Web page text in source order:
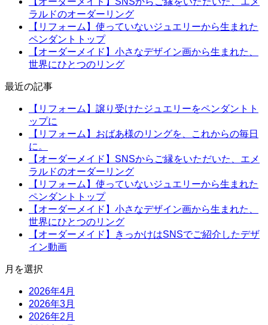
ラルドのオーダーリング
【リフォーム】使っていないジュエリーから生まれた
ペンダントトップ
【オーダーメイド】小さなデザイン画から生まれた、
世界にひとつのリング
最近の記事
【リフォーム】譲り受けたジュエリーをペンダントト
ップに
【リフォーム】おばあ様のリングを、これからの毎日
に。
【オーダーメイド】SNSからご縁をいただいた、エメ
ラルドのオーダーリング
【リフォーム】使っていないジュエリーから生まれた
ペンダントトップ
【オーダーメイド】小さなデザイン画から生まれた、
世界にひとつのリング
【オーダーメイド】きっかけはSNSでご紹介したデザ
イン動画
月を選択
2026年4月
2026年3月
2026年2月